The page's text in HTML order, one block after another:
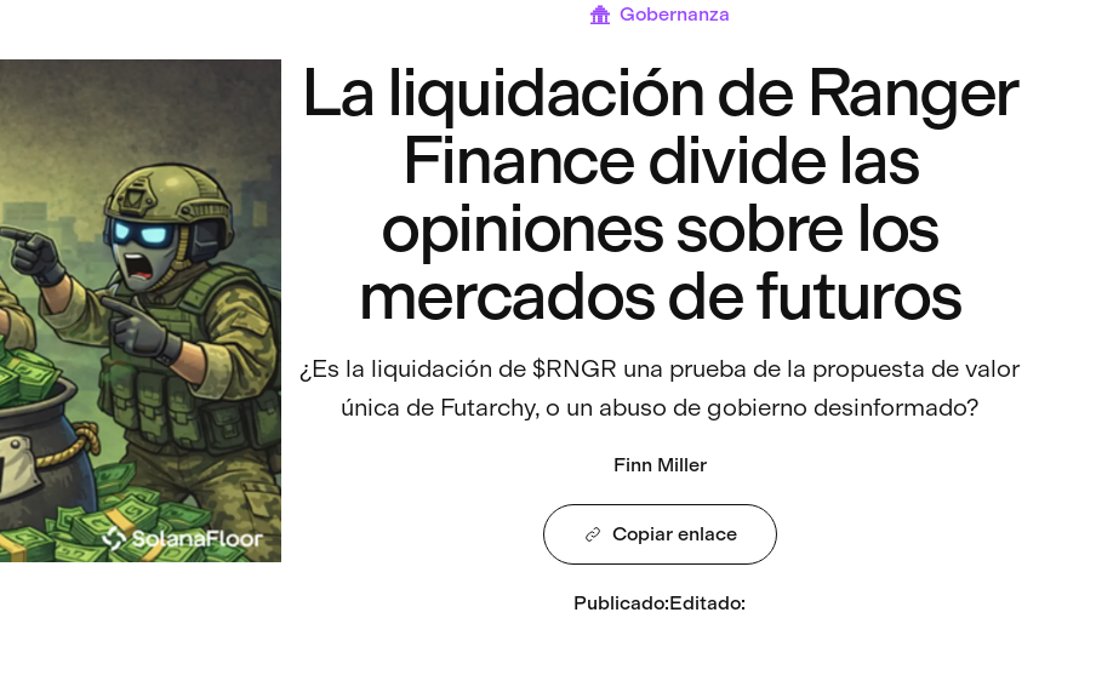
Gobernanza
La liquidación de Ranger
Finance divide las
opiniones sobre los
mercados de futuros
¿Es la liquidación de $RNGR una prueba de la propuesta de valor
única de Futarchy, o un abuso de gobierno desinformado?
Finn Miller
Copiar enlace
Publicado:Editado: